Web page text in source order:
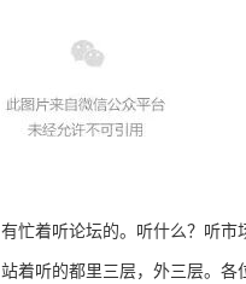
有忙着听论坛的。听什么？听市
站着听的都里三层，外三层。各